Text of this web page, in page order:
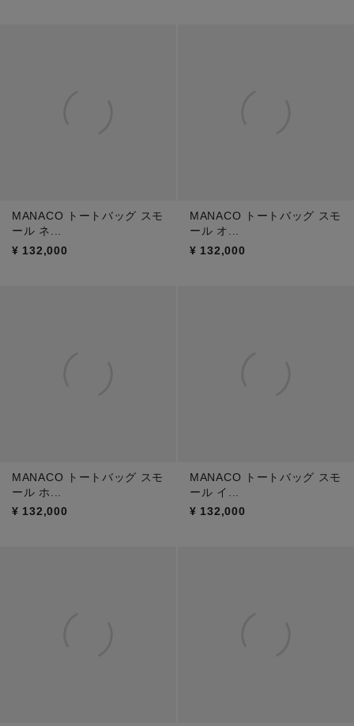
MANACO トートバッグ スモ
ール ネ...
¥ 132,000
MANACO トートバッグ スモ
ール オ...
¥ 132,000
MANACO トートバッグ スモ
ール ホ...
¥ 132,000
MANACO トートバッグ スモ
ール イ...
¥ 132,000